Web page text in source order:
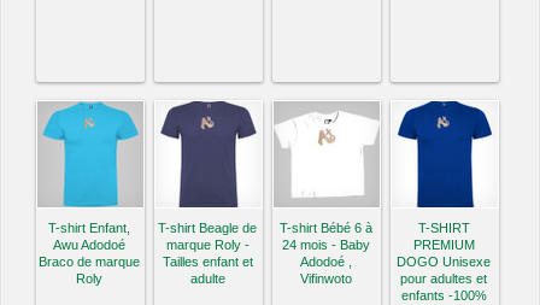
T-shirt Enfant,
Awu Adodoé
Braco de marque
Roly
T-shirt Beagle de
marque Roly -
Tailles enfant et
adulte
T-shirt Bébé 6 à
24 mois - Baby
Adodoé ,
Vifinwoto
T-SHIRT
PREMIUM
DOGO Unisexe
pour adultes et
enfants -100%